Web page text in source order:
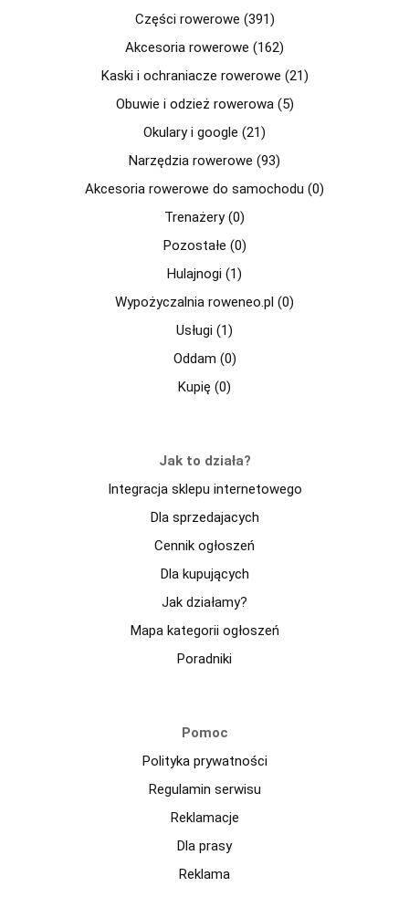
Części rowerowe (391)
Akcesoria rowerowe (162)
Kaski i ochraniacze rowerowe (21)
Obuwie i odzież rowerowa (5)
Okulary i google (21)
Narzędzia rowerowe (93)
Akcesoria rowerowe do samochodu (0)
Trenażery (0)
Pozostałe (0)
Hulajnogi (1)
Wypożyczalnia roweneo.pl (0)
Usługi (1)
Oddam (0)
Kupię (0)
Jak to działa?
Integracja sklepu internetowego
Dla sprzedajacych
Cennik ogłoszeń
Dla kupujących
Jak działamy?
Mapa kategorii ogłoszeń
Poradniki
Pomoc
Polityka prywatności
Regulamin serwisu
Reklamacje
Dla prasy
Reklama